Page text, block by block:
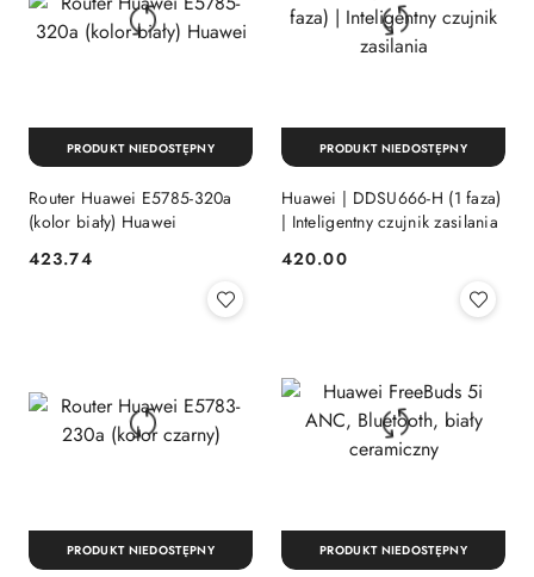
Router Huawei E5785-320a
(kolor biały) Huawei
Cena:
423.74
PRODUKT NIEDOSTĘPNY
Huawei | DDSU666-H (1 faza)
| Inteligentny czujnik zasilania
Cena:
420.00
PRODUKT NIEDOSTĘPNY
PRODUKT NIEDOSTĘPNY PRODUKT NIEDOSTĘPNY